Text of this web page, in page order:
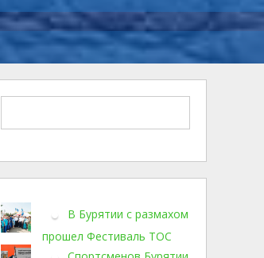
В Бурятии с размахом
прошел Фестиваль ТОС